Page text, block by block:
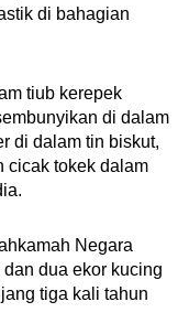
di bahagian
tiub kerepek
di dalam
di dalam tin biskut,
cicak tokek dalam
Negara
dua ekor kucing
tiga kali tahun